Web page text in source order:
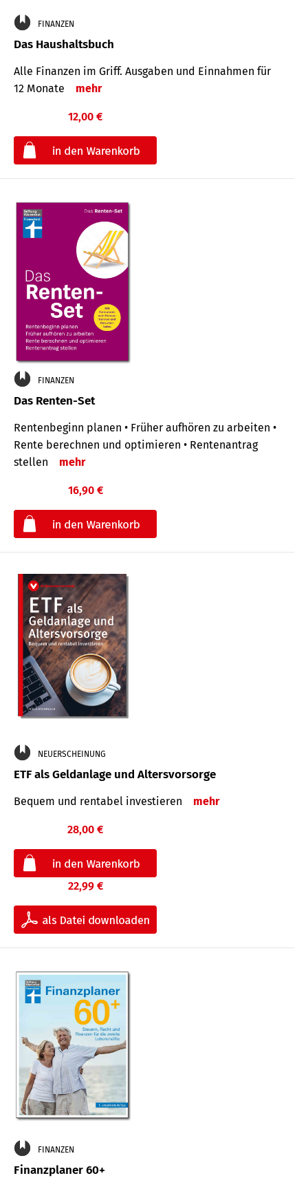
FINANZEN
Das Haushaltsbuch
Alle Finanzen im Griff. Aus­gaben und Ein­nahmen für
12 Monate
mehr
12,00 €
FINANZEN
Das Renten-Set
Rentenbeginn planen • Früher aufhören zu arbeiten •
Rente berechnen und optimieren • Rentenantrag
stellen
mehr
16,90 €
NEUERSCHEINUNG
ETF als Geldanlage und Altersvorsorge
Bequem und rentabel investieren mehr
28,00 €
22,99 €
FINANZEN
Finanzplaner 60+